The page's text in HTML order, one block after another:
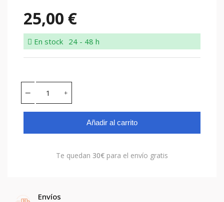
25,00 €
En stock 24 - 48 h
Añadir al carrito
Te quedan 30€ para el envío gratis
Envíos